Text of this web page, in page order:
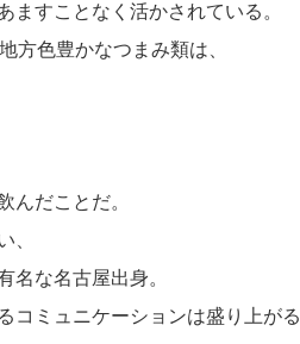
すことなく活かされている。
方色豊かなつまみ類は、
んだことだ。
、
名な名古屋出身。
コミュニケーションは盛り上がる